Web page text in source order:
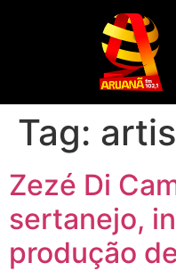
Tag:
Zezé Di
sertanejo,
produção